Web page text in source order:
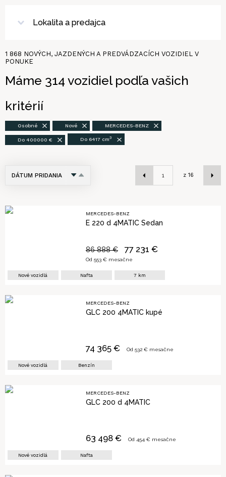
Lokalita a predajca
1 868 NOVÝCH, JAZDENÝCH A PREDVÁDZACÍCH VOZIDIEL V
PONUKE
Máme 314 vozidielpodľa vašich
kritérií
Osobné Nové MERCEDES-BENZ
Do 400000 € Do 6417 cm3
CENA
DÁTUM PRIDANIA z 16
MERCEDES-BENZ
E 220 d 4MATIC Sedan
Nové vozidlá Nafta 7km
86 888€ 77 231 €
Od 553€ mesačne
MERCEDES-BENZ
GLC 200 4MATIC kupé
Nové vozidlá Benzín
74 365€ Od 532€ mesačne
MERCEDES-BENZ
GLC 200 d 4MATIC
Nové vozidlá Nafta
63 498€ Od 454 € mesačne